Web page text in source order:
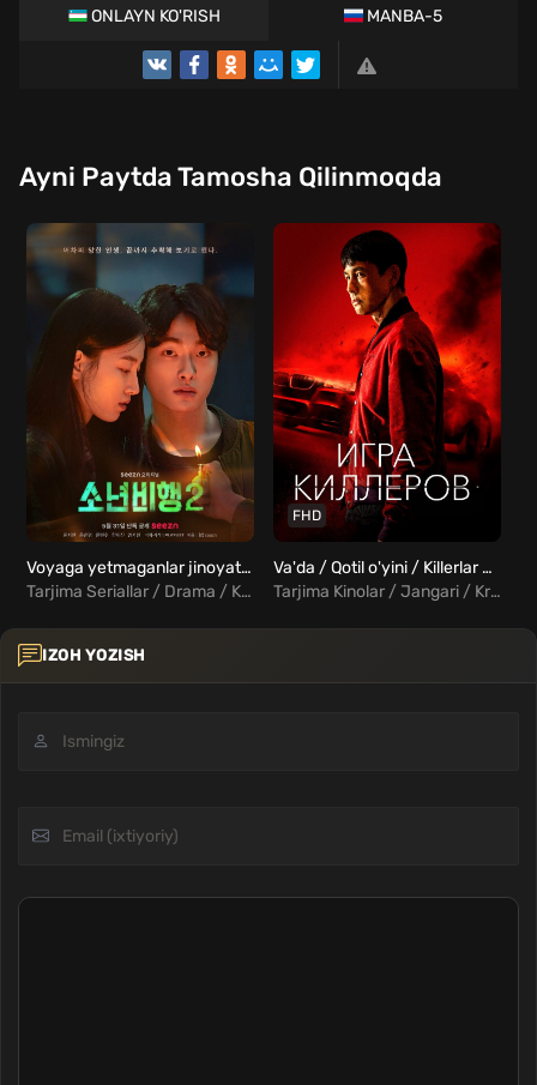
ONLAYN KO'RISH MANBA-5
Ayni Paytda Tamosha Qilinmoqda
Voyaga yetmaganlar jinoyati Barcha qismlar Uzbek Tilida
Tarjima Seriallar / Drama / Kriminal / Xorij Seriallar Uzbek Tilida
FHD
Va'da / Qotil o'yini / Killerlar o'yini Uzbek Tilida
Tarjima Kinolar / Jangari / Kriminal / Xorij Kinolar Uzbek Tilida
IZOH YOZISH